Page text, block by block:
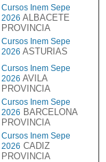
Cursos Inem Sepe
2026 ALBACETE
PROVINCIA
Cursos Inem Sepe
2026 ASTURIAS
Cursos Inem Sepe
2026 AVILA
PROVINCIA
Cursos Inem Sepe
2026 BARCELONA
PROVINCIA
Cursos Inem Sepe
2026 CADIZ
PROVINCIA